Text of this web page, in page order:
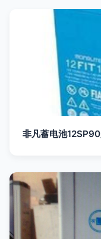
非凡蓄电池